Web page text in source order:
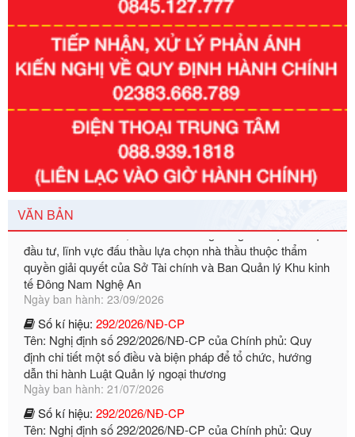
VĂN BẢN
Số kí hiệu:351/2025/NĐ-CP
Tên: Nghị định số 351/2025/NĐ-CP của Chính phủ: Quy
định chuẩn nghèo đa chiều quốc gia giai đoạn 2026 - 2030
Ngày ban hành: 29/12/2026
3014/QĐ-UBND
Tên: Quyết định về việc công bố danh mục thủ tục hành
chính ban hành mới, sửa đổi bổ sung trong lĩnh vực hỗ trợ
đầu tư, lĩnh vực đấu thầu lựa chọn nhà thầu thuộc thẩm
quyền giải quyết của Sở Tài chính và Ban Quản lý Khu kinh
tế Đông Nam Nghệ An
Ngày ban hành: 23/09/2026
Số kí hiệu:292/2026/NĐ-CP
Tên: Nghị định số 292/2026/NĐ-CP của Chính phủ: Quy
định chi tiết một số điều và biện pháp để tổ chức, hướng
dẫn thi hành Luật Quản lý ngoại thương
Ngày ban hành: 21/07/2026
Số kí hiệu:292/2026/NĐ-CP
Tên: Nghị định số 292/2026/NĐ-CP của Chính phủ: Quy
định chi tiết một số điều và biện pháp để tổ chức, hướng
dẫn thi hành Luật Quản lý ngoại thương
Ngày ban hành: 21/07/2026